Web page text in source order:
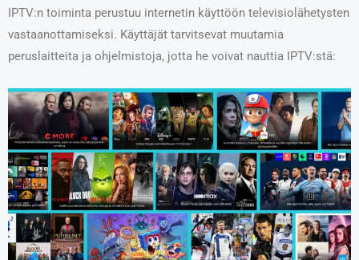
IPTV:n toiminta perustuu internetin käyttöön televisiolähetysten
vastaanottamiseksi. Käyttäjät tarvitsevat muutamia
peruslaitteita ja ohjelmistoja, jotta he voivat nauttia IPTV:stä: